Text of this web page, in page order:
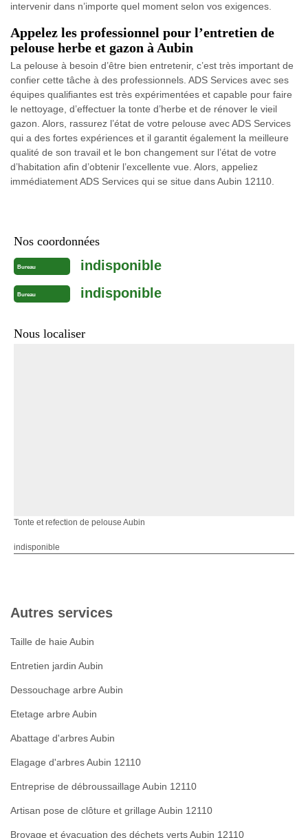
intervenir dans n’importe quel moment selon vos exigences.
Appelez les professionnel pour l’entretien de
pelouse herbe et gazon à Aubin
La pelouse à besoin d’être bien entretenir, c’est très important de
confier cette tâche à des professionnels. ADS Services avec ses
équipes qualifiantes est très expérimentées et capable pour faire
le nettoyage, d’effectuer la tonte d’herbe et de rénover le vieil
gazon. Alors, rassurez l’état de votre pelouse avec ADS Services
qui a des fortes expériences et il garantit également la meilleure
qualité de son travail et le bon changement sur l’état de votre
d’habitation afin d’obtenir l’excellente vue. Alors, appeliez
immédiatement ADS Services qui se situe dans Aubin 12110.
Nos coordonnées
Bureau indisponible
Bureau indisponible
Nous localiser
Tonte et refection de pelouse Aubin
indisponible
Autres services
Taille de haie Aubin
Entretien jardin Aubin
Dessouchage arbre Aubin
Etetage arbre Aubin
Abattage d'arbres Aubin
Elagage d'arbres Aubin 12110
Entreprise de débroussaillage Aubin 12110
Artisan pose de clôture et grillage Aubin 12110
Broyage et évacuation des déchets verts Aubin 12110